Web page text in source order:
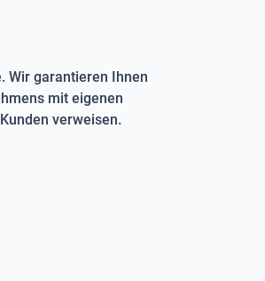
Wir garantieren Ihnen
mit eigenen
verweisen.